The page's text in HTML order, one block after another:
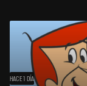
HACE 1 DÍA